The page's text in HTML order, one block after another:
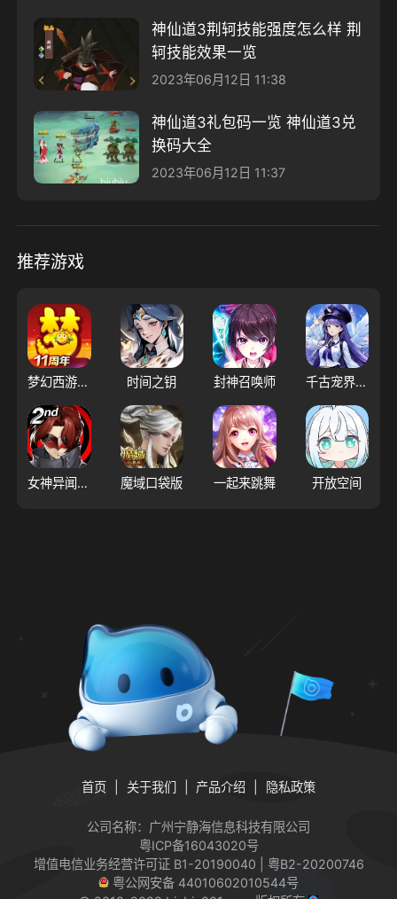
神仙道3荆轲技能强度怎么样 荆
轲技能效果一览
2023年06月12日 11:38
神仙道3礼包码一览 神仙道3兑
换码大全
2023年06月12日 11:37
推荐游戏
梦幻西游（大陆服） 时间之钥 封神召唤师 千古宠界游戏软件V1.0
女神异闻录：夜幕魅影 魔域口袋版 一起来跳舞 开放空间
首页 关于我们 产品介绍 隐私政策
公司名称：广州宁静海信息科技有限公司
粤ICP备16043020号
增值电信业务经营许可证 B1-20190040 | 粤B2-20200746
粤公网安备 44010602010544号